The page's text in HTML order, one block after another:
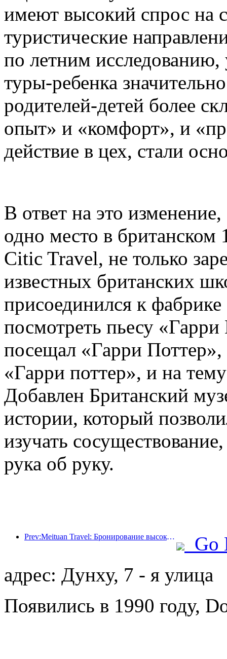
имеют высокий спрос на
туристические
по летним
туры-ребенка
родителей-детей более
опыт» и «комфорт», и
действие в цех, стали
В ответ на это
одно место в
Citic Travel, не только
известных британских
присоединился к
посмотреть пьесу
посещал «Гарри
«Гарри поттер», и на
Добавлен Британский
истории, который
изучать
рука об руку.
Prev:Meituan Travel: Бронирование высокозвездочных отелей в уездах во время Праздника драконьих лодок очень популярно, причем основными клиентами становятся семьи с детьми
Go
адрес: Дунху, 7 - я улица
Появились в 1990 году,